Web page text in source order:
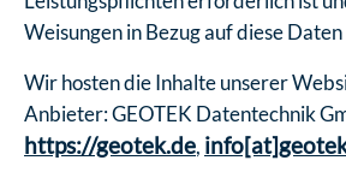
Weisungen in Bezug auf diese
Wir hosten die Inhalte unserer
Anbieter: GEOTEK Datentechnik
https://geotek.de,